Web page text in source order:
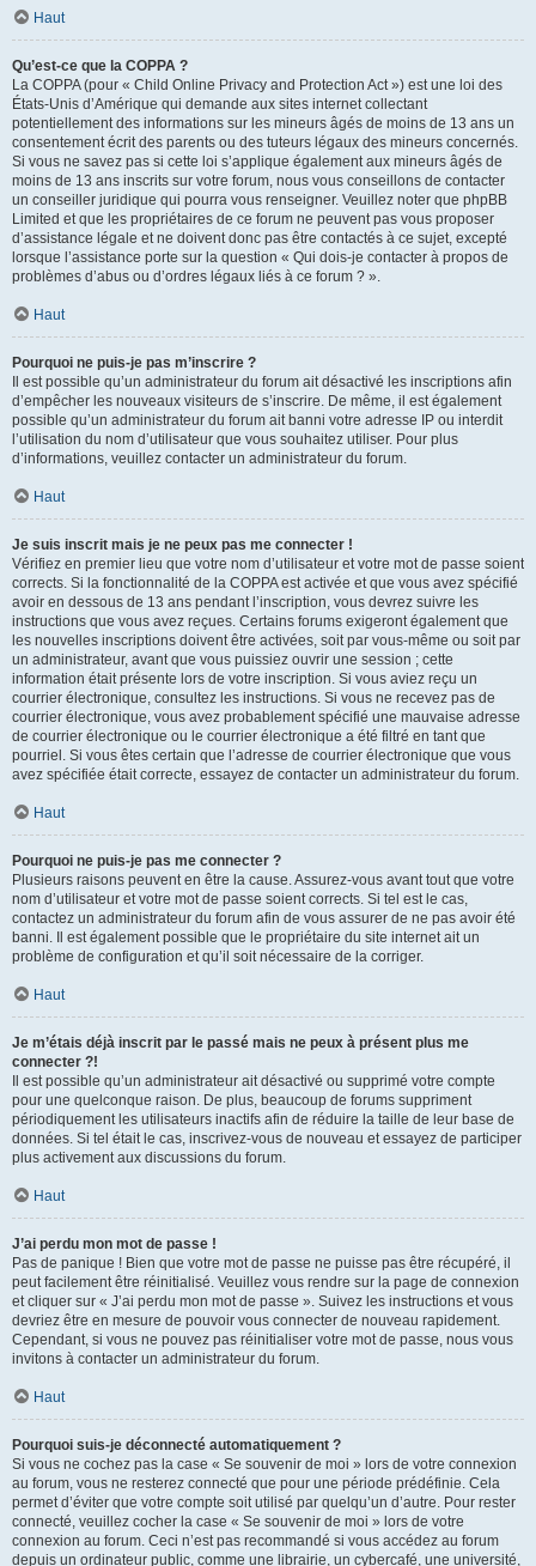
Haut
Qu’est-ce que la COPPA ?
La COPPA (pour « Child Online Privacy and Protection Act ») est une loi des
États-Unis d’Amérique qui demande aux sites internet collectant
potentiellement des informations sur les mineurs âgés de moins de 13 ans un
consentement écrit des parents ou des tuteurs légaux des mineurs concernés.
Si vous ne savez pas si cette loi s’applique également aux mineurs âgés de
moins de 13 ans inscrits sur votre forum, nous vous conseillons de contacter
un conseiller juridique qui pourra vous renseigner. Veuillez noter que phpBB
Limited et que les propriétaires de ce forum ne peuvent pas vous proposer
d’assistance légale et ne doivent donc pas être contactés à ce sujet, excepté
lorsque l’assistance porte sur la question « Qui dois-je contacter à propos de
problèmes d’abus ou d’ordres légaux liés à ce forum ? ».
Haut
Pourquoi ne puis-je pas m’inscrire ?
Il est possible qu’un administrateur du forum ait désactivé les inscriptions afin
d’empêcher les nouveaux visiteurs de s’inscrire. De même, il est également
possible qu’un administrateur du forum ait banni votre adresse IP ou interdit
l’utilisation du nom d’utilisateur que vous souhaitez utiliser. Pour plus
d’informations, veuillez contacter un administrateur du forum.
Haut
Je suis inscrit mais je ne peux pas me connecter !
Vérifiez en premier lieu que votre nom d’utilisateur et votre mot de passe soient
corrects. Si la fonctionnalité de la COPPA est activée et que vous avez spécifié
avoir en dessous de 13 ans pendant l’inscription, vous devrez suivre les
instructions que vous avez reçues. Certains forums exigeront également que
les nouvelles inscriptions doivent être activées, soit par vous-même ou soit par
un administrateur, avant que vous puissiez ouvrir une session ; cette
information était présente lors de votre inscription. Si vous aviez reçu un
courrier électronique, consultez les instructions. Si vous ne recevez pas de
courrier électronique, vous avez probablement spécifié une mauvaise adresse
de courrier électronique ou le courrier électronique a été filtré en tant que
pourriel. Si vous êtes certain que l’adresse de courrier électronique que vous
avez spécifiée était correcte, essayez de contacter un administrateur du forum.
Haut
Pourquoi ne puis-je pas me connecter ?
Plusieurs raisons peuvent en être la cause. Assurez-vous avant tout que votre
nom d’utilisateur et votre mot de passe soient corrects. Si tel est le cas,
contactez un administrateur du forum afin de vous assurer de ne pas avoir été
banni. Il est également possible que le propriétaire du site internet ait un
problème de configuration et qu’il soit nécessaire de la corriger.
Haut
Je m’étais déjà inscrit par le passé mais ne peux à présent plus me
connecter ?!
Il est possible qu’un administrateur ait désactivé ou supprimé votre compte
pour une quelconque raison. De plus, beaucoup de forums suppriment
périodiquement les utilisateurs inactifs afin de réduire la taille de leur base de
données. Si tel était le cas, inscrivez-vous de nouveau et essayez de participer
plus activement aux discussions du forum.
Haut
J’ai perdu mon mot de passe !
Pas de panique ! Bien que votre mot de passe ne puisse pas être récupéré, il
peut facilement être réinitialisé. Veuillez vous rendre sur la page de connexion
et cliquer sur « J’ai perdu mon mot de passe ». Suivez les instructions et vous
devriez être en mesure de pouvoir vous connecter de nouveau rapidement.
Cependant, si vous ne pouvez pas réinitialiser votre mot de passe, nous vous
invitons à contacter un administrateur du forum.
Haut
Pourquoi suis-je déconnecté automatiquement ?
Si vous ne cochez pas la case « Se souvenir de moi » lors de votre connexion
au forum, vous ne resterez connecté que pour une période prédéfinie. Cela
permet d’éviter que votre compte soit utilisé par quelqu’un d’autre. Pour rester
connecté, veuillez cocher la case « Se souvenir de moi » lors de votre
connexion au forum. Ceci n’est pas recommandé si vous accédez au forum
depuis un ordinateur public, comme une librairie, un cybercafé, une université,